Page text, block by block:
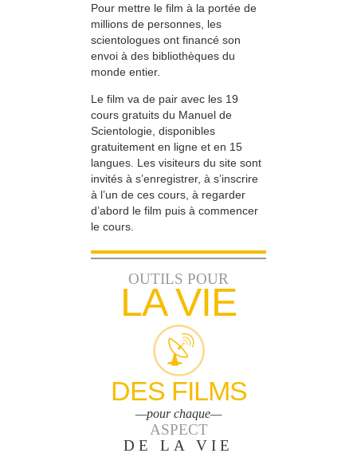
Pour mettre le film à la portée de
millions de personnes, les
scientologues ont financé son
envoi à des bibliothèques du
monde entier.
Le film va de pair avec les 19
cours gratuits du Manuel de
Scientologie, disponibles
gratuitement en ligne et en 15
langues. Les visiteurs du site sont
invités à s’enregistrer, à s’inscrire
à l’un de ces cours, à regarder
d’abord le film puis à commencer
le cours.
OUTILS POUR
LA VIE
DES FILMS
—pour chaque—
ASPECT
DE LA VIE